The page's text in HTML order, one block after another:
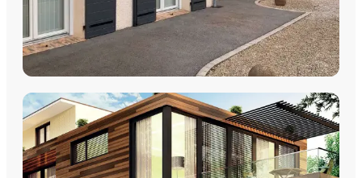
VOLETS
Volets Roulants Volets Coulissants Volets Battants
Découvrez nos volets roulants, coulissants et battants avec
pose par les équipes Plein Jour Habitat.